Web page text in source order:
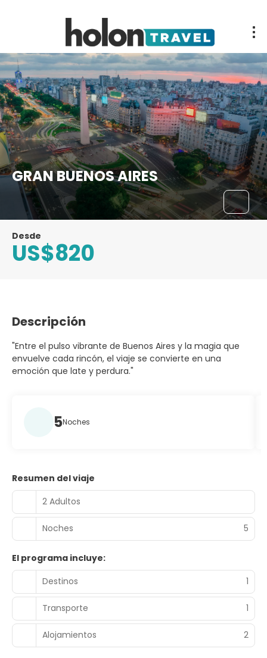
GRAN BUENOS AIRES
Desde
US$820
Descripción
"Entre el pulso vibrante de Buenos Aires y la magia que
envuelve cada rincón, el viaje se convierte en una
emoción que late y perdura."
5Noches
Resumen del viaje
2 Adultos
Noches 5
El programa incluye:
Destinos
1
Transporte 1
Alojamientos 2